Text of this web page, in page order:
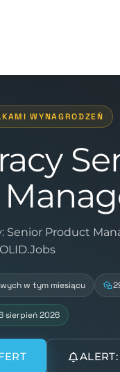
WYNAGRODZEŃ
Senior Product
w tym miesiącu
sierpień 2026